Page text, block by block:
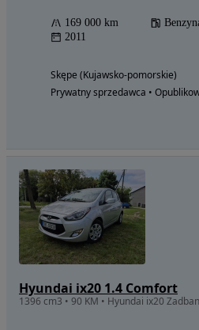
169 000 km
2011
Skępe (Kujawsko-pomorskie)
Prywatny sprzedawca •
Hyundai ix20 1.4 Comfort
1396 cm3 • 90 KM • Hyundai ix20